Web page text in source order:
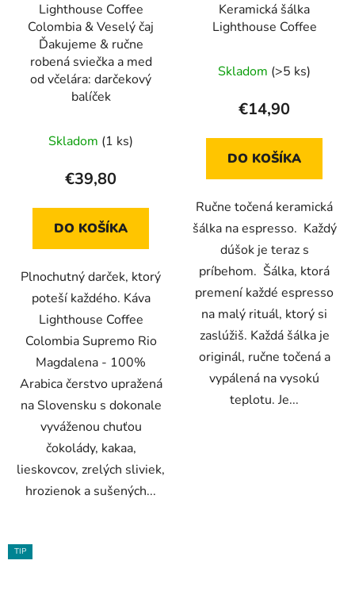
Lighthouse Coffee
Colombia & Veselý čaj
Ďakujeme & ručne
robená sviečka a med
od včelára: darčekový
balíček
Skladom (1 ks)
€39,80
DO KOŠÍKA
Plnochutný darček, ktorý
poteší každého. Káva
Lighthouse Coffee
Colombia Supremo Rio
Magdalena - 100%
Arabica čerstvo upražená
na Slovensku s dokonale
vyváženou chuťou
čokolády, kakaa,
lieskovcov, zrelých sliviek,
hrozienok a sušených...
Keramická šálka
Lighthouse Coffee
hodnotenie
produktu
je
5,0
z
hviezdičiek.
Skladom (>5 ks)
€14,90
DO KOŠÍKA
Ručne točená keramická
šálka na espresso. Každý
dúšok je teraz s
príbehom. Šálka, ktorá
premení každé espresso
na malý rituál, ktorý si
zaslúžiš. Každá šálka je
originál, ručne točená a
vypálená na vysokú
teplotu. Je...
TIP